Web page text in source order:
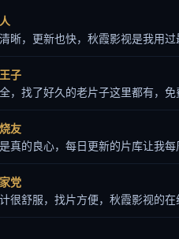
晰，更新也快，秋霞影视是我用过
子
，找了好久的老片子这里都有，免
友
真的良心，每日更新的片库让我每
党
很舒服，找片方便，秋霞影视的在